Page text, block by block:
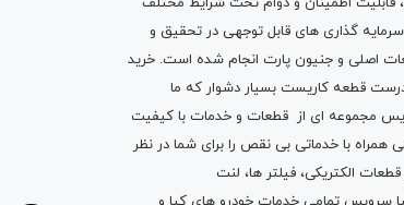
گذاری های قابل توجهی در تحقیق و
اصلی و جنیون پارت انجام شده است. خرید
قطعه کاریست بسیار دشوار که ما
مجموعه ای از قطعات و خدمات با کیفیت
همراه با خدماتی بی نقص را برای شما در نظر
قطعات الکتریکی، فیلتر ها، لنت